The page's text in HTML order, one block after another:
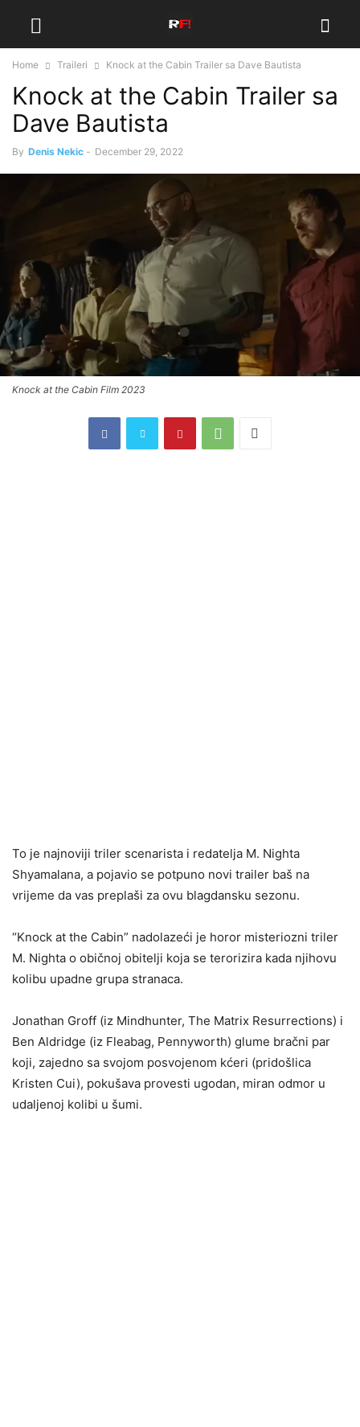
Home Traileri Knock at the Cabin Trailer sa Dave Bautista
Knock at the Cabin Trailer sa
Dave Bautista
By Denis Nekic - December 29, 2022
Knock at the Cabin Film 2023
To je najnoviji triler scenarista i redatelja M. Nighta
Shyamalana, a pojavio se potpuno novi trailer baš na
vrijeme da vas preplaši za ovu blagdansku sezonu.
“Knock at the Cabin” nadolazeći je horor misteriozni triler
M. Nighta o običnoj obitelji koja se terorizira kada njihovu
kolibu upadne grupa stranaca.
Jonathan Groff (iz Mindhunter, The Matrix Resurrections) i
Ben Aldridge (iz Fleabag, Pennyworth) glume bračni par
koji, zajedno sa svojom posvojenom kćeri (pridošlica
Kristen Cui), pokušava provesti ugodan, miran odmor u
udaljenoj kolibi u šumi.